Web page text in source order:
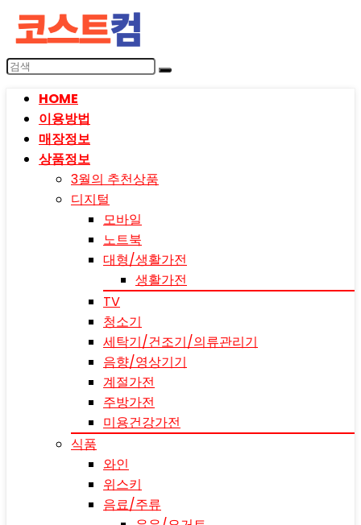
HOME
이용방법
매장정보
상품정보
3월의 추천상품
디지털
모바일
노트북
대형/생활가전
생활가전
TV
청소기
세탁기/건조기/의류관리기
음향/영상기기
계절가전
주방가전
미용건강가전
식품
와인
위스키
음료/주류